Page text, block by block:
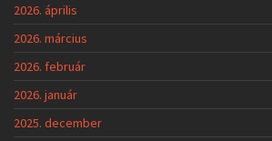
2026. április
2026. március
2026. február
2026. január
2025. december